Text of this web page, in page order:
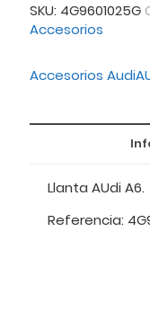
SKU: 4G9601025G
Accesorios
Accesorios Audi
Llanta AUdi A6.
Referencia: